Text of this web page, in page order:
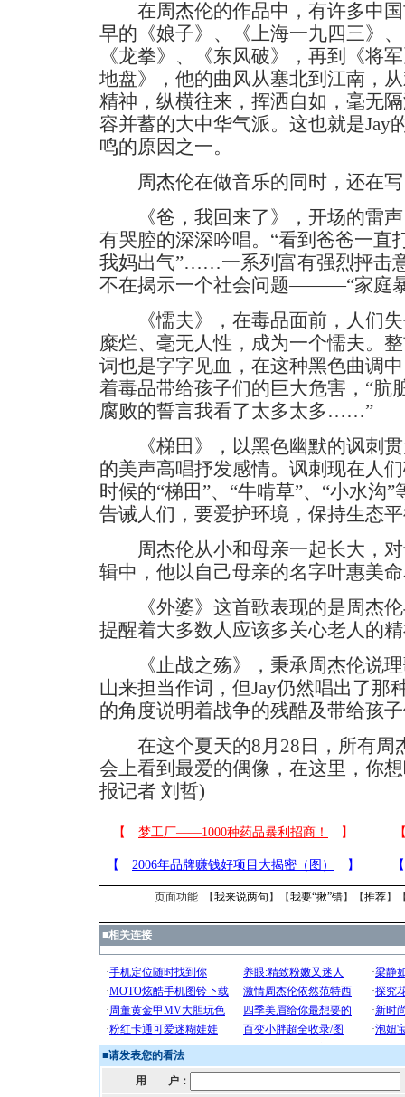
在周杰伦的作品中，有许多中国
早的《娘子》、《上海一九四三》
《龙拳》、《东风破》，再到《将
地盘》，他的曲风从塞北到江南，
精神，纵横往来，挥洒自如，毫无
容并蓄的大中华气派。这也就是Jay
鸣的原因之一。
周杰伦在做音乐的同时，还在写
《爸，我回来了》，开场的雷声
有哭腔的深深吟唱。“看到爸爸一直
我妈出气”……一系列富有强烈抨击
不在揭示一个社会问题———“家庭
《懦夫》，在毒品面前，人们失
糜烂、毫无人性，成为一个懦夫。
词也是字字见血，在这种黑色曲调
着毒品带给孩子们的巨大危害，“肮
腐败的誓言我看了太多太多……”
《梯田》，以黑色幽默的讽刺贯
的美声高唱抒发感情。讽刺现在人
时候的“梯田”、“牛啃草”、“小水沟
告诫人们，要爱护环境，保持生态
周杰伦从小和母亲一起长大，对
辑中，他以自己母亲的名字叶惠美
《外婆》这首歌表现的是周杰伦
提醒着大多数人应该多关心老人的
《止战之殇》，秉承周杰伦说理
山来担当作词，但Jay仍然唱出了那
的角度说明着战争的残酷及带给孩
在这个夏天的8月28日，所有周
会上看到最爱的偶像，在这里，你
报记者 刘哲)
页面功能 【我来说两句 】【我要“揪”错】【推荐】
■相关连接
■请发表您的看法
用 户：